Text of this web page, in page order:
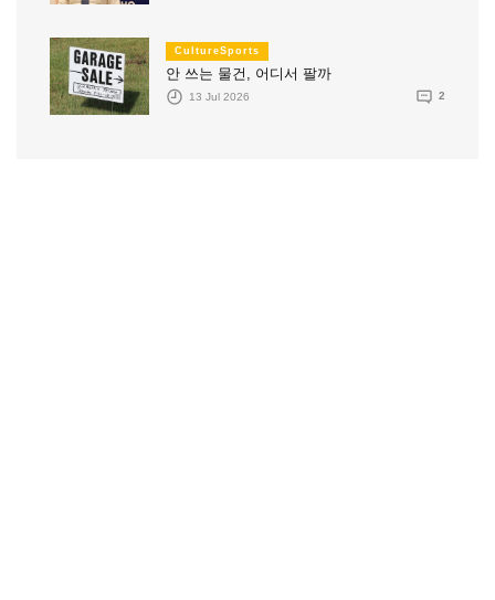
CultureSports
안 쓰는 물건, 어디서 팔까
13 Jul 2026 2